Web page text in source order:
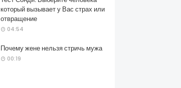
который вызывает у Вас страх или
отвращение
04:54
Почему жене нельзя стричь мужа
00:19